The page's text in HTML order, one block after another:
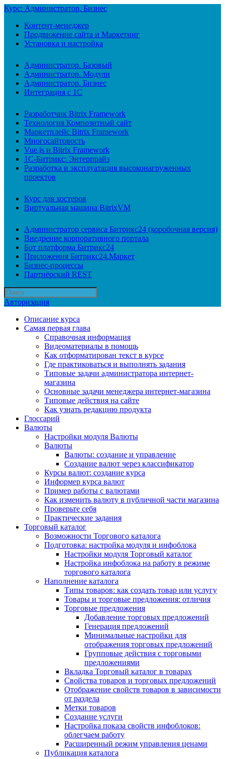
Курс: Администратор. Бизнес
Контент-менеджер
Продвижение сайта и Маркетинг
Установка и настройка
Администратор. Базовый
Администратор. Модули
Администратор. Бизнес
Интеграция с 1С
Разработчик Bitrix Framework
Технология Композитный сайт
Маркетплейс Bitrix Framework
Многосайтовость
Vue.js и Bitrix Framework
1С-Битрикс: Энтерпрайз
Разработка и эксплуатация высоконагруженных
проектов
Курс для хостеров
Виртуальная машина BitrixVM
Администратор сервиса Битрикс24 (коробочная версия)
Внедрение корпоративного портала
Бот платформа Битрикс24
Приложения Битрикс24.Маркет
Бизнес-процессы
Партнёрский REST
Авторизация
Описание курса
Самая первая глава
Справочная информация
Видеоматериалы в помощь
Как отформатирован текст в курсе
Где практиковаться и выполнять задания
Типовые задачи администратора интернет-
магазина
Основные задачи менеджера интернет-магазина
Типовые действия на сайте
Как узнать редакцию продукта
Глоссарий
Валюты
Настройки модуля Валюты
Валюты
Валюты: создание и управление
Создание валют через классификатор
Курсы валют: создание курса
Информер курса валют
Пример работы с валютами
Как изменить валюту в публичной части магазина
Проверьте себя
Практические задания
Торговый каталог
Возможности Торгового каталога
Подготовка: настройка модуля и инфоблока
Настройки модуля Торговый каталог
Настройка инфоблока на работу в режиме
торгового каталога
Наполнение каталога
Типы товаров: как создать товар или услугу
Товары и торговые предложения: отличия
Торговые предложения
Добавление торговых предложений
Генерация предложений
Минимальные настройки для
отображения торговых предложений
Групповые действия с торговыми
предложениями
Вкладка Торговый каталог в товарах
Свойства товаров и торговых предложений
Отображение свойств товаров в зависимости
от раздела
Метки товаров
Создание услуги
Настройка показа свойств инфоблоков:
облегчаем работу
Расширенный режим управления ценами
Публикация каталога